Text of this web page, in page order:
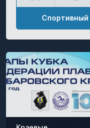
Спортивный